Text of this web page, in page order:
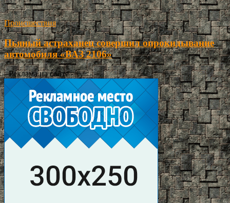
Происшествия
Пьяный астраханец совершил опрокидывание
автомобиля «ВАЗ 2106»
- Реклама на сайте -